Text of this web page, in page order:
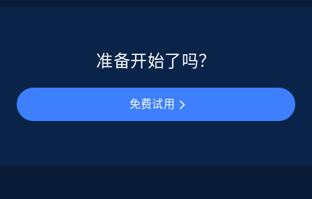
准备开始了吗？
免费试用